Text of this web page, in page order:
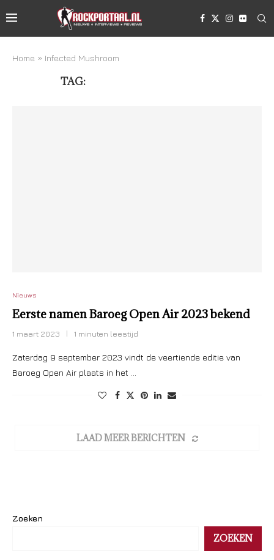
Home » Infected Mushroom
TAG:
Nieuws
Eerste namen Baroeg Open Air 2023 bekend
1 maart 2023 1 minuten leestijd
Zaterdag 9 september 2023 vindt de veertiende editie van
Baroeg Open Air plaats in het …
LAAD MEER BERICHTEN
Zoeken
ZOEKEN